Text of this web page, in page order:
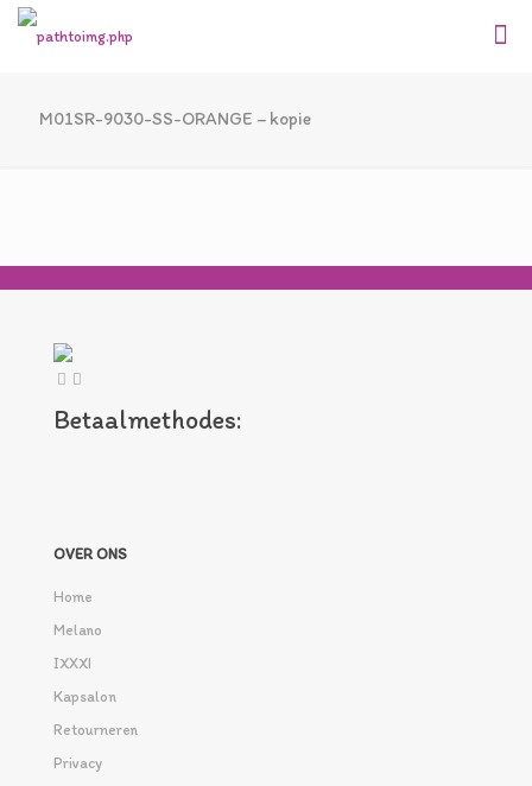
M01SR-9030-SS-ORANGE – kopie
Betaalmethodes:
OVER ONS
Home
Melano
IXXXI
Kapsalon
Retourneren
Privacy